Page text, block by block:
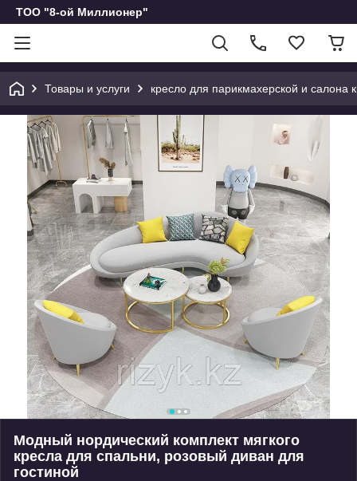
ТОО "8-ой Миллионер"
Товары и услуги кресло для парикмахерской и салона
Модный нордический комплект мягкого
кресла для спальни, розовый диван для
гостиной